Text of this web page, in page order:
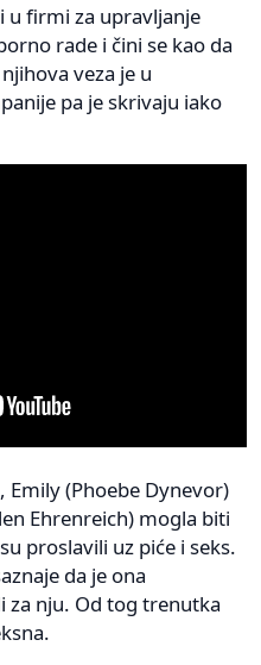
u firmi za upravljanje
rade i čini se kao da
veza je u
pa je skrivaju iako
(Phoebe Dynevor)
Ehrenreich) mogla biti
proslavili uz piće i seks.
da je ona
za nju. Od tog trenutka